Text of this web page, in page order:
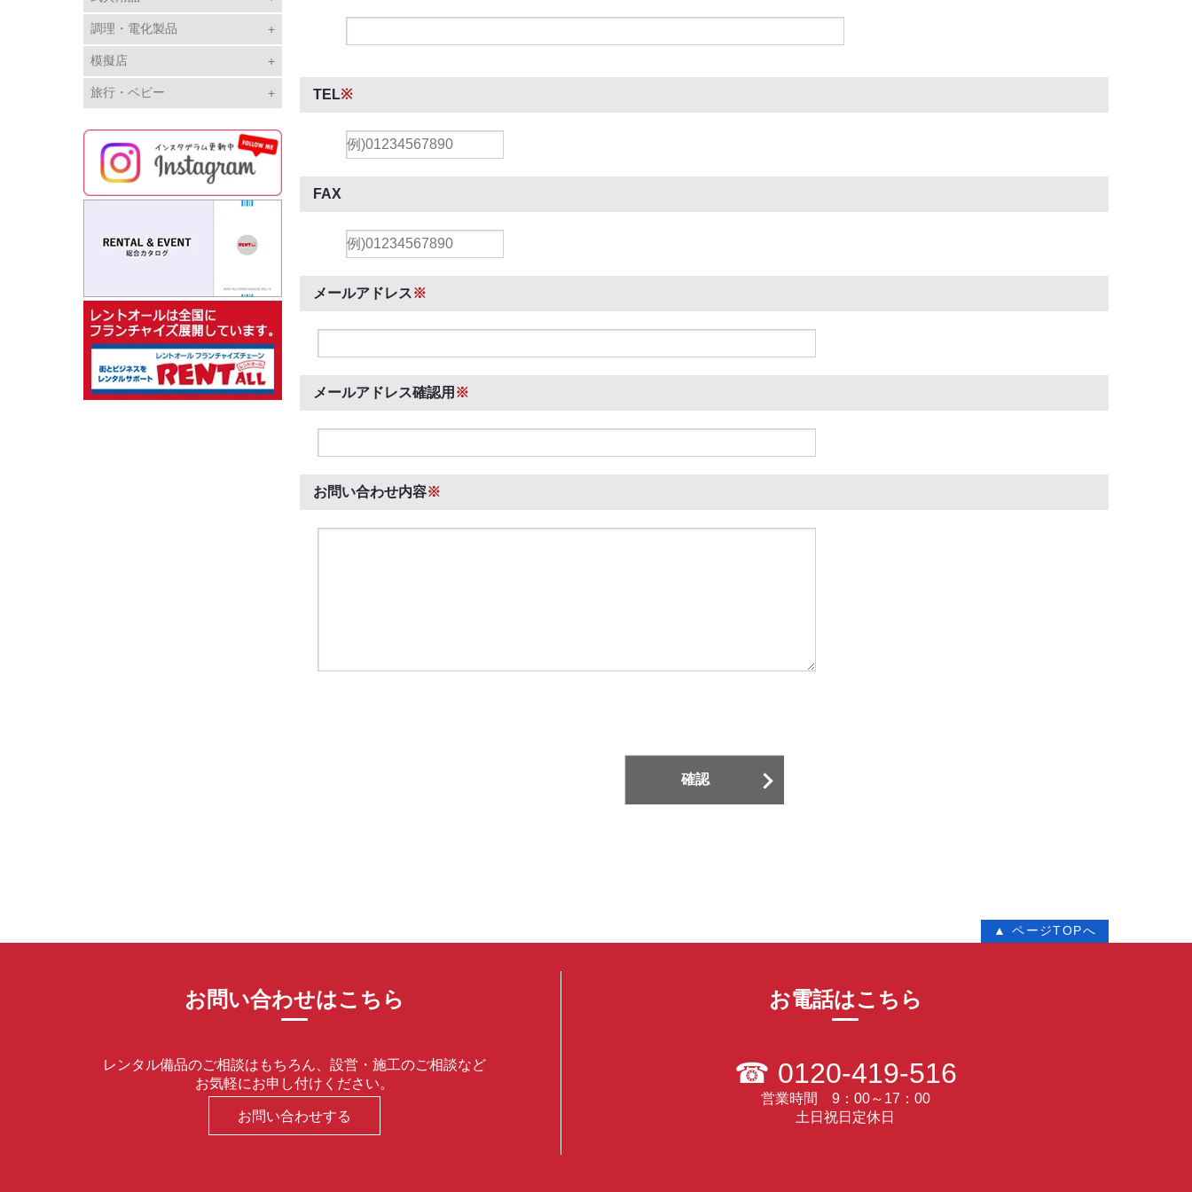
調理・電化製品
模擬店
旅行・ベビー TEL※
FAX
メールアドレス※
メールアドレス確認用 ※
お問い合わせ内容※
▲ ページTOPへ
お問い合わせはこちら
レンタル備品のご相談はもちろん、設営・施工のご相談など
お気軽にお申し付けください。
お問い合わせする
お電話はこちら
☎ 0120-419-516
営業時間 9：00～17：00
土日祝日定休日